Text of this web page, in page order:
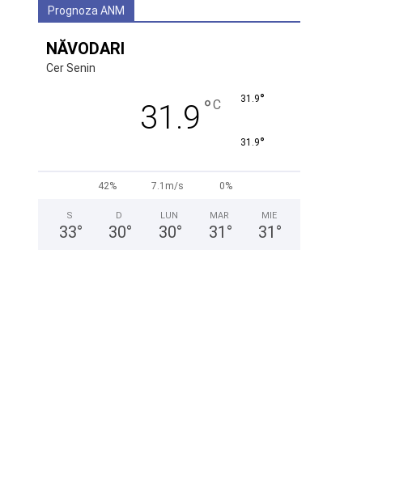
Prognoza ANM
NĂVODARI
Cer Senin
31.9 °C 31.9°
31.9°
42% 7.1m/s 0%
S
33°
D
30°
LUN
30°
MAR
31 °
MIE
31 °